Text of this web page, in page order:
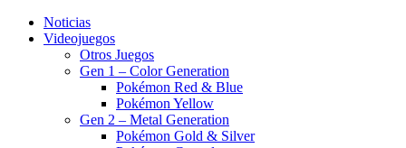
Noticias
Videojuegos
Otros Juegos
Gen 1 – Color Generation
Pokémon Red & Blue
Pokémon Yellow
Gen 2 – Metal Generation
Pokémon Gold & Silver